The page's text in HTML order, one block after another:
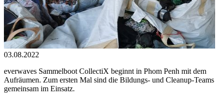
03.08.2022
everwaves Sammelboot CollectiX beginnt in Phom Penh mit dem
Aufräumen. Zum ersten Mal sind die Bildungs- und Cleanup-Teams
gemeinsam im Einsatz.